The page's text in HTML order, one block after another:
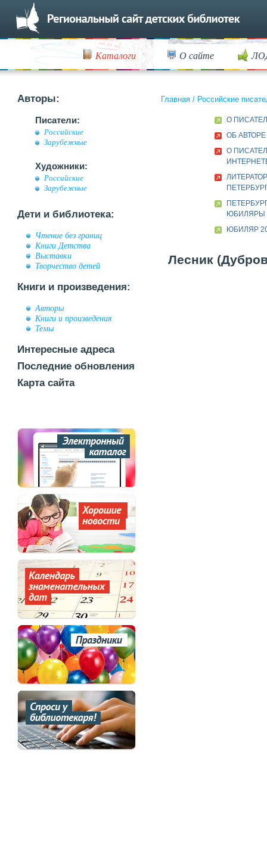
Каталоги О сайте
Авторы:
Писатели:
Российские
Зарубежные
Художники:
Российские
Зарубежные
Дети и библиотека:
Чтение без границ
Книги Детства
Выставки
Творчество детей
Книги и произведения:
Авторы
Книги и произведения
Темы
Интересные адреса
Последние обновления
Карта сайта
Главная / Российские
О
ОБ АВТОРЕ
О
ЮБИЛЯРЫ
ЮБИЛЯР
Лесник